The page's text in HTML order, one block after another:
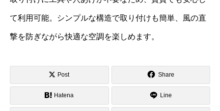
て利用可能。シンプルな構造で取り付けも簡単、風の直
撃を防ぎながら快適な空調を楽しめます。
Post Share
Hatena Line